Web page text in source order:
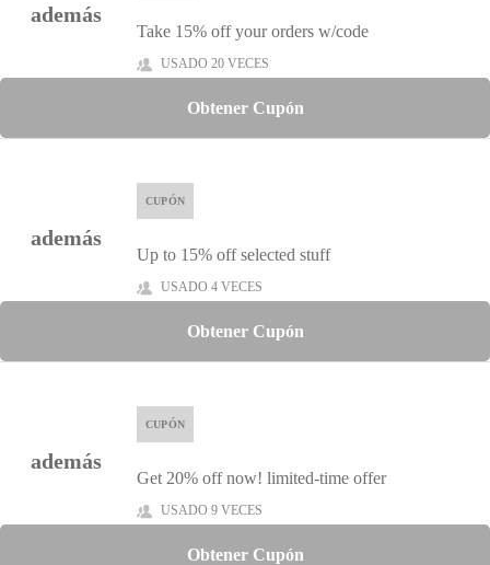
además
Take 15% off your orders w/code
USADO 20 VECES
Obtener Cupón
además
CUPÓN
Up to 15% off selected stuff
USADO 4 VECES
Obtener Cupón
además
CUPÓN
Get 20% off now! limited-time offer
USADO 9 VECES
Obtener Cupón